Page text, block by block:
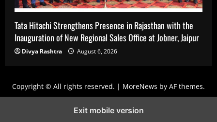
Tata Hitachi Strengthens Presence in Rajasthan with the
Inauguration of New Regional Sales Office at Jobner, Jaipur
Divya Rashtra August 6, 2026
Copyright © All rights reserved. | MoreNews by AF themes.
Exit mobile version